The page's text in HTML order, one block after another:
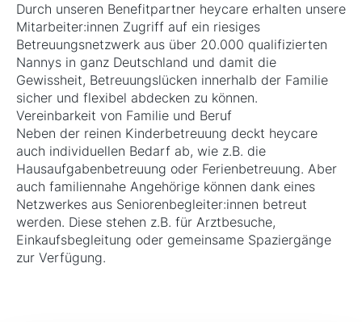
Durch unseren Benefitpartner heycare erhalten unsere
Mitarbeiter:innen Zugriff auf ein riesiges
Betreuungsnetzwerk aus über 20.000 qualifizierten
Nannys in ganz Deutschland und damit die
Gewissheit, Betreuungslücken innerhalb der Familie
sicher und flexibel abdecken zu können.
Vereinbarkeit von Familie und Beruf
Neben der reinen Kinderbetreuung deckt heycare
auch individuellen Bedarf ab, wie z.B. die
Hausaufgabenbetreuung oder Ferienbetreuung. Aber
auch familiennahe Angehörige können dank eines
Netzwerkes aus Seniorenbegleiter:innen betreut
werden. Diese stehen z.B. für Arztbesuche,
Einkaufsbegleitung oder gemeinsame Spaziergänge
zur Verfügung.